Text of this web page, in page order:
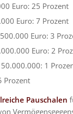
Euro: 25 Prozent
Euro: 7 Prozent
Euro: 3
Euro: 2
1
Prozent
Pauschalen